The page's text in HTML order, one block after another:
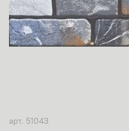
арт. 51043